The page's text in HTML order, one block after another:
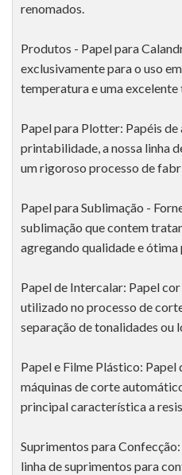
renomados.
Produtos - Papel para
exclusivamente para o uso
temperatura e uma excelente
Papel para Plotter: Papéis
printabilidade, a nossa linha
um rigoroso processo de
Papel para Sublimação -
sublimação que contem
agregando qualidade e
Papel de Intercalar: Papel
utilizado no processo de
separação de tonalidades ou
Papel e Filme Plástico:
máquinas de corte
principal característica a
Suprimentos para
linha de suprimentos para